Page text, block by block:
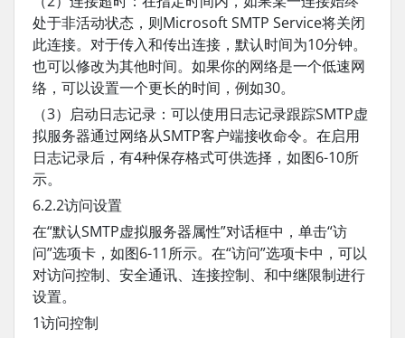
处于非活动状态，则Microsoft SMTP Service将关闭
此连接。对于传入和传出连接，默认时间为10分钟。
也可以修改为其他时间。如果你的网络是一个低速网
络，可以设置一个更长的时间，例如30。
（3）启动日志记录：可以使用日志记录跟踪SMTP虚
拟服务器通过网络从SMTP客户端接收命令。在启用
日志记录后，有4种保存格式可供选择，如图6-10所
示。
6.2.2访问设置
在“默认SMTP虚拟服务器属性”对话框中，单击“访
问”选项卡，如图6-11所示。在“访问”选项卡中，可以
对访问控制、安全通讯、连接控制、和中继限制进行
设置。
1访问控制